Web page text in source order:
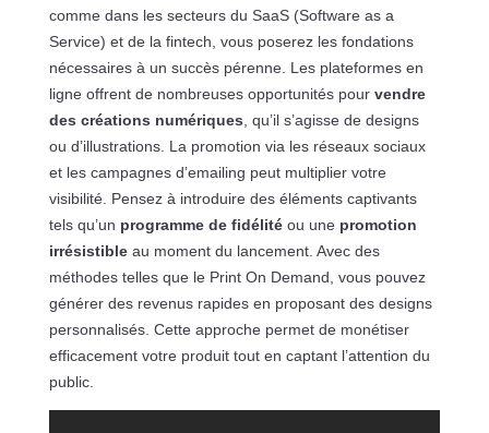
comme dans les secteurs du SaaS (Software as a
Service) et de la fintech, vous poserez les fondations
nécessaires à un succès pérenne. Les plateformes en
ligne offrent de nombreuses opportunités pour vendre
des créations numériques, qu’il s’agisse de designs
ou d’illustrations. La promotion via les réseaux sociaux
et les campagnes d’emailing peut multiplier votre
visibilité. Pensez à introduire des éléments captivants
tels qu’un programme de fidélitéou une promotion
irrésistibleau moment du lancement. Avec des
méthodes telles que le Print On Demand, vous pouvez
générer des revenus rapides en proposant des designs
personnalisés. Cette approche permet de monétiser
efficacement votre produit tout en captant l’attention du
public.